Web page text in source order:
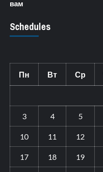
вам
Schedules
Пн Вт Ср
3 4 5
10 11 12
17 18 19